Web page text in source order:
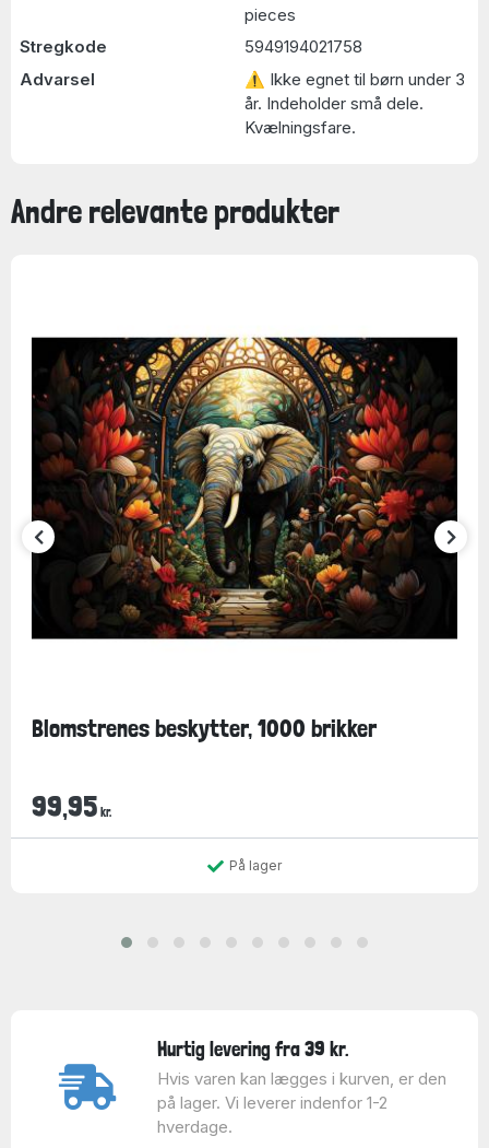
pieces
Stregkode
5949194021758
Advarsel
⚠ Ikke egnet til børn under 3
år. Indeholder små dele.
Kvælningsfare.
Andre relevante produkter
Blomstrenes beskytter, 1000 brikker
99,95 kr.
På lager
Hurtig levering fra 39 kr.
Hvis varen kan lægges i kurven, er den
på lager. Vi leverer indenfor 1-2
hverdage.